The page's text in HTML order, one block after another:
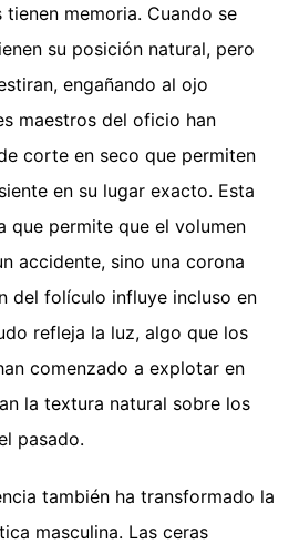
memoria. Cuando se
su posición natural, pero
engañando al ojo
maestros del oficio han
corte en seco que permiten
en su lugar exacto. Esta
que permite que el volumen
accidente, sino una corona
del folículo influye incluso en
refleja la luz, algo que los
comenzado a explotar en
la textura natural sobre los
pasado.
también ha transformado la
masculina. Las ceras